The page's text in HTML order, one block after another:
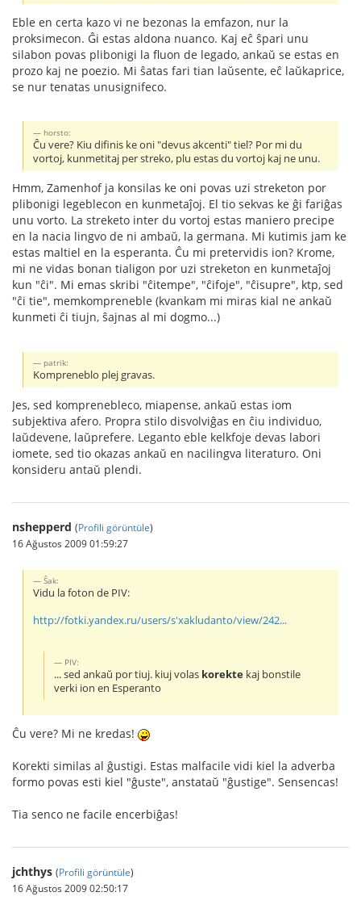
Eble en certa kazo vi ne bezonas la emfazon, nur la
proksimecon. Ĝi estas aldona nuanco. Kaj eĉ ŝpari unu
silabon povas plibonigi la fluon de legado, ankaŭ se estas en
prozo kaj ne poezio. Mi ŝatas fari tian laŭsente, eĉ laŭkaprice,
se nur tenatas unusignifeco.
horsto:
Ĉu vere? Kiu difinis ke oni "devus akcenti" tiel? Por mi du
vortoj, kunmetitaj per streko, plu estas du vortoj kaj ne unu.
Hmm, Zamenhof ja konsilas ke oni povas uzi streketon por
plibonigi legeblecon en kunmetaĵoj. El tio sekvas ke ĝi fariĝas
unu vorto. La streketo inter du vortoj estas maniero precipe
en la nacia lingvo de ni ambaŭ, la germana. Mi kutimis jam ke
estas maltiel en la esperanta. Ĉu mi pretervidis ion? Krome,
mi ne vidas bonan tialigon por uzi streketon en kunmetaĵoj
kun "ĉi". Mi emas skribi "ĉitempe", "ĉifoje", "ĉisupre", ktp, sed
"ĉi tie", memkompreneble (kvankam mi miras kial ne ankaŭ
kunmeti ĉi tiujn, ŝajnas al mi dogmo...)
patrik:
Kompreneblo plej gravas.
Jes, sed komprenebleco, miapense, ankaŭ estas iom
subjektiva afero. Propra stilo disvolviĝas en ĉiu individuo,
laŭdevene, laŭprefere. Leganto eble kelkfoje devas labori
iomete, sed tio okazas ankaŭ en nacilingva literaturo. Oni
konsideru antaŭ plendi.
nshepperd (Profili görüntüle)
16 Ağustos 2009 01:59:27
Ŝak:
Vidu la foton de PIV:
http://fotki.yandex.ru/users/s'xakludanto/view/242...
PIV:
... sed ankaŭ por tiuj. kiuj volas korekte kaj bonstile
verki ion en Esperanto
Ĉu vere? Mi ne kredas!
Korekti similas al ĝustigi. Estas malfacile vidi kiel la adverba
formo povas esti kiel "ĝuste", anstataŭ "ĝustige". Sensencas!
Tia senco ne facile encerbiĝas!
jchthys (Profili görüntüle)
16 Ağustos 2009 02:50:17